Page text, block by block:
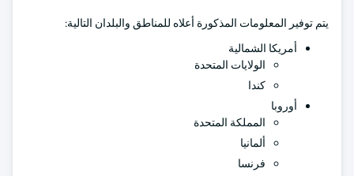
يتم توفير المعلومات المذكورة أعلاه للمناطق والبلدان التالية:
أمريكا الشمالية
الولايات المتحدة
كندا
أوروبا
المملكة المتحدة
ألمانيا
فرنسا